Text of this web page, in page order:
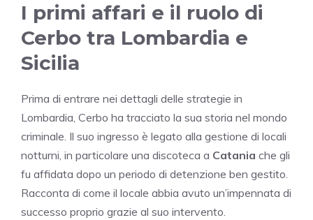
I primi affari e il ruolo di
Cerbo tra Lombardia e
Sicilia
Prima di entrare nei dettagli delle strategie in
Lombardia, Cerbo ha tracciato la sua storia nel mondo
criminale. Il suo ingresso è legato alla gestione di locali
notturni, in particolare una discoteca a Catania che gli
fu affidata dopo un periodo di detenzione ben gestito.
Racconta di come il locale abbia avuto un’impennata di
successo proprio grazie al suo intervento.